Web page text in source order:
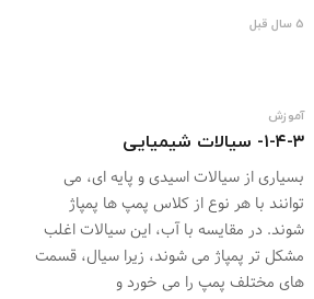
5 سال قبل
آموزش
۱-۴-۳- سیالات شیمیایی
بسیاری از سیالات اسیدی و پایه ای، می
توانند با هر نوع از کلاس پمپ ها پمپاژ
شوند. در مقایسه با آب، این سیالات اغلب
مشکل تر پمپاژ می شوند، زیرا سیال، قسمت
های مختلف پمپ را می خورد و